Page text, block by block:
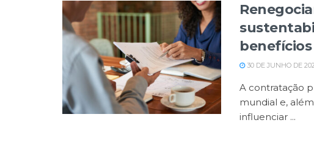
30 DE JUNHO DE
A contratação
mundial e,
influenciar ...